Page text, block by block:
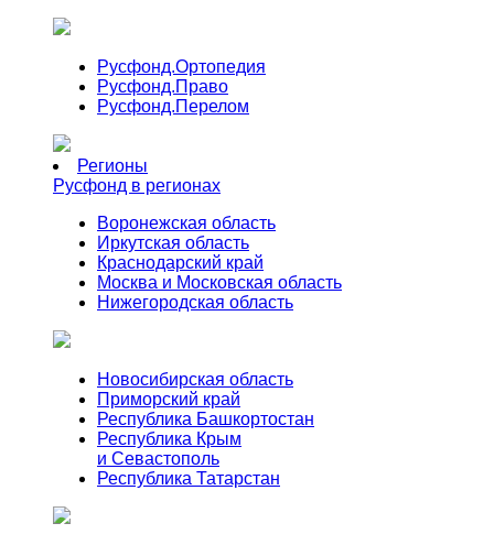
Русфонд.Ортопедия
Русфонд.Право
Русфонд.Перелом
Регионы
Русфонд в регионах
Воронежская область
Иркутская область
Краснодарский край
Москва и Московская область
Нижегородская область
Новосибирская область
Приморский край
Республика Башкортостан
Республика Крым
и Севастополь
Республика Татарстан